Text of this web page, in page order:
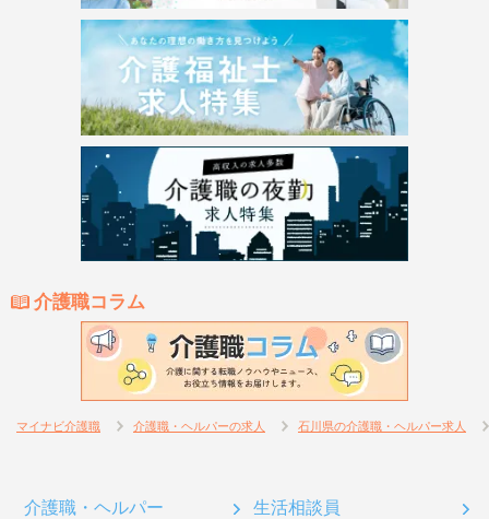
介護職コラム
マイナビ介護職 介護職・ヘルパーの求人 石川県の介護職・ヘルパー求人
介護職・ヘルパー 生活相談員